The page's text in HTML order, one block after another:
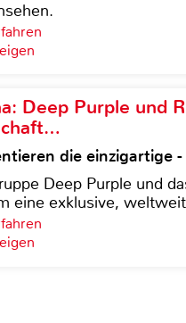
Deep Purple und
die einzigartige
Deep Purple und
eine exklusive,